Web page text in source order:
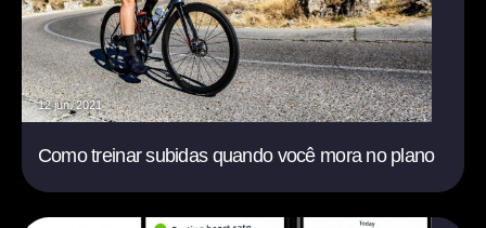
12 jun. 2021
Como treinar subidas quando você mora no plano